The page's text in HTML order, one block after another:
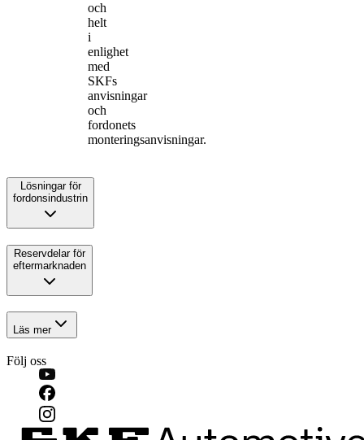
och
helt
i
enlighet
med
SKFs
anvisningar
och
fordonets
monteringsanvisningar.
Lösningar för
fordonsindustrin
Reservdelar för
eftermarknaden
Läs mer
Följ oss